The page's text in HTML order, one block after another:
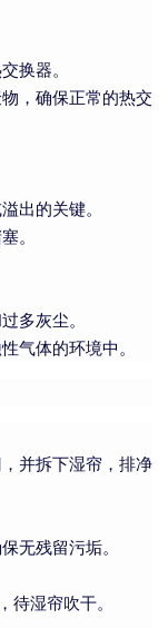
换器。
，确保正常的热交
出的关键。
。
多灰尘。
气体的环境中。
并拆下湿帘，排净
无残留污垢。
湿帘吹干。